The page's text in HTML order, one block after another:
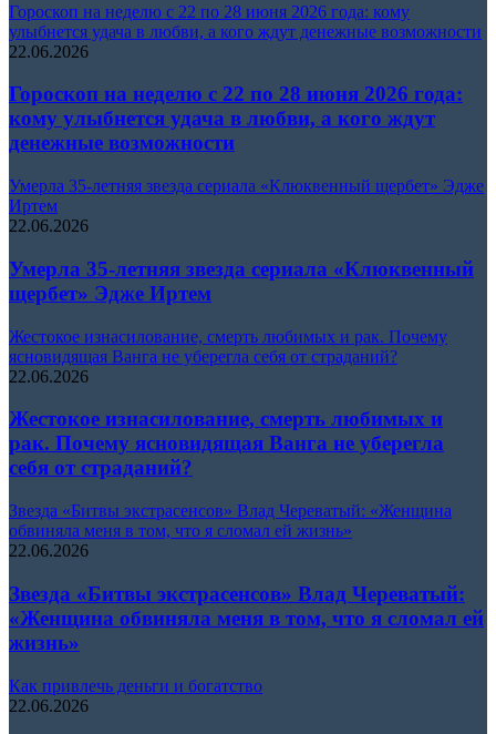
Гороскоп на неделю с 22 по 28 июня 2026 года: кому
улыбнется удача в любви, а кого ждут денежные возможности
22.06.2026
Гороскоп на неделю с 22 по 28 июня 2026 года:
кому улыбнется удача в любви, а кого ждут
денежные возможности
Умерла 35-летняя звезда сериала «Клюквенный щербет» Эдже
Иртем
22.06.2026
Умерла 35-летняя звезда сериала «Клюквенный
щербет» Эдже Иртем
Жестокое изнасилование, смерть любимых и рак. Почему
ясновидящая Ванга не уберегла себя от страданий?
22.06.2026
Жестокое изнасилование, смерть любимых и
рак. Почему ясновидящая Ванга не уберегла
себя от страданий?
Звезда «Битвы экстрасенсов» Влад Череватый: «Женщина
обвиняла меня в том, что я сломал ей жизнь»
22.06.2026
Звезда «Битвы экстрасенсов» Влад Череватый:
«Женщина обвиняла меня в том, что я сломал ей
жизнь»
Как привлечь деньги и богатство
22.06.2026